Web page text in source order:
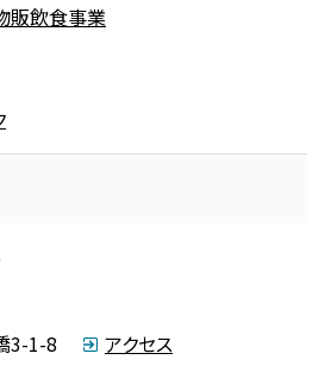
販飲食事業
3-1-8
アクセス